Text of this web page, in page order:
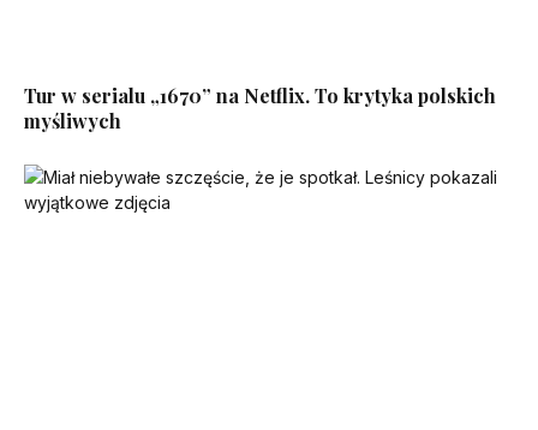
Tur w serialu „1670” na Netflix. To krytyka polskich
myśliwych